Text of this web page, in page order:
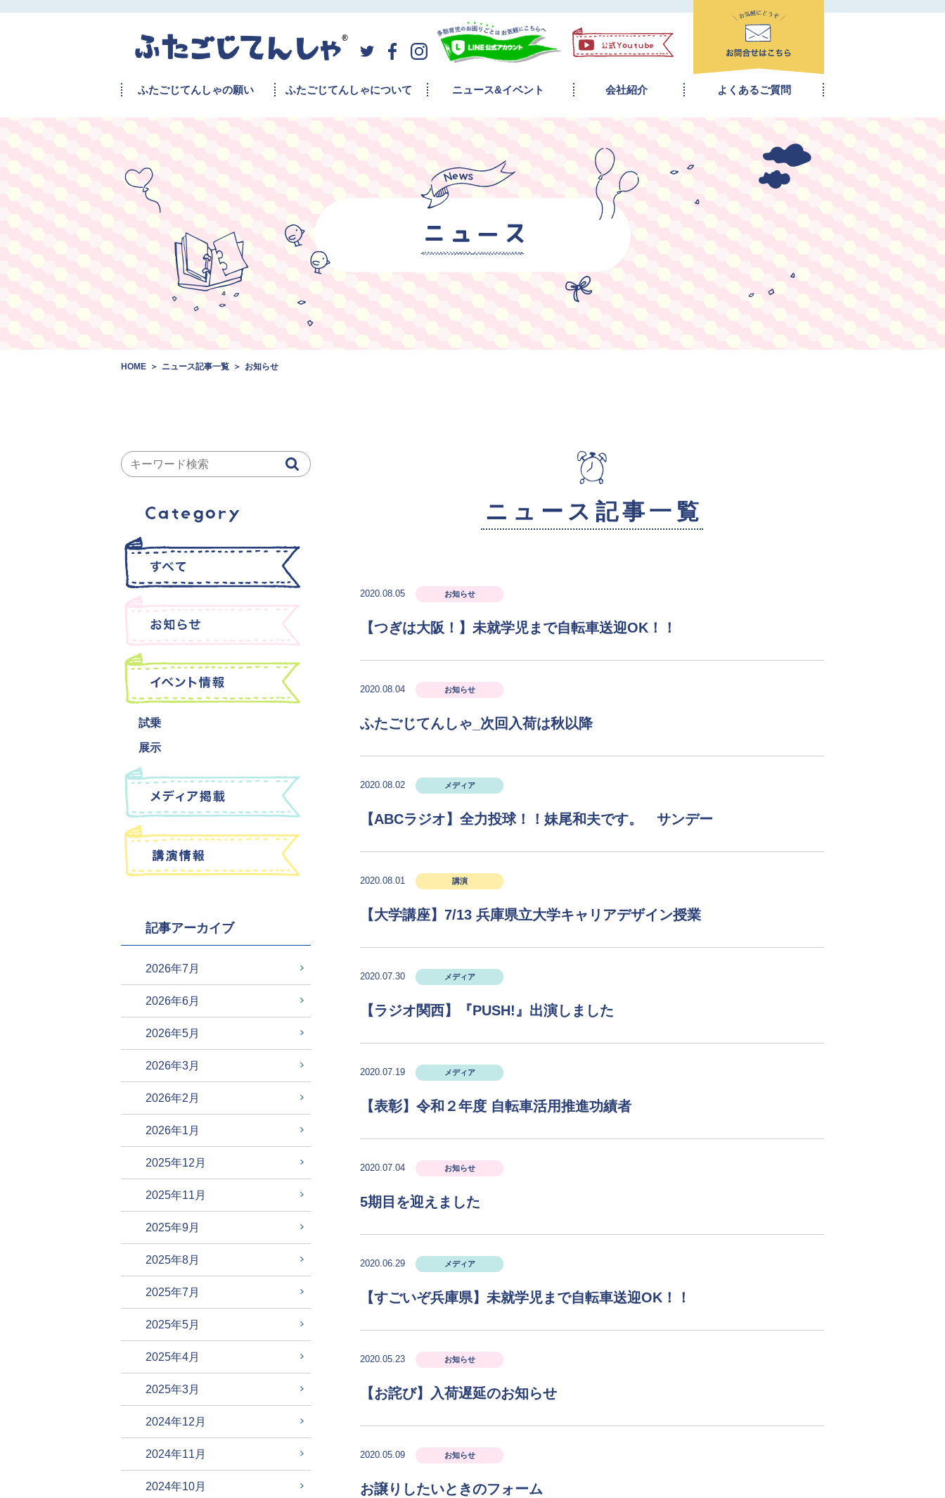
ふたごじてんしゃの願い ふたごじてんしゃについて ニュース&イベント 会社紹介 よくあるご質問
HOME ニュース記事一覧 お知らせ
ニュース記事一覧
2020.08.05 お知らせ
【つぎは大阪！】未就学児まで自転車送迎OK！！
2020.08.04 お知らせ
ふたごじてんしゃ_次回入荷は秋以降
2020.08.02 メディア
【ABCラジオ】全力投球！！妹尾和夫です。 サンデー
2020.08.01 講演
【大学講座】7/13 兵庫県立大学キャリアデザイン授業
2020.07.30 メディア
【ラジオ関西】『PUSH!』出演しました
2020.07.19 メディア
【表彰】令和２年度 自転車活用推進功績者
2020.07.04 お知らせ
5期目を迎えました
2020.06.29 メディア
【すごいぞ兵庫県】未就学児まで自転車送迎OK！！
2020.05.23 お知らせ
【お詫び】入荷遅延のお知らせ
2020.05.09 お知らせ
お譲りしたいときのフォーム
試乗
展示
記事アーカイブ
2026年7月
2026年6月
2026年5月
2026年3月
2026年2月
2026年1月
2025年12月
2025年11月
2025年9月
2025年8月
2025年7月
2025年5月
2025年4月
2025年3月
2024年12月
2024年11月
2024年10月